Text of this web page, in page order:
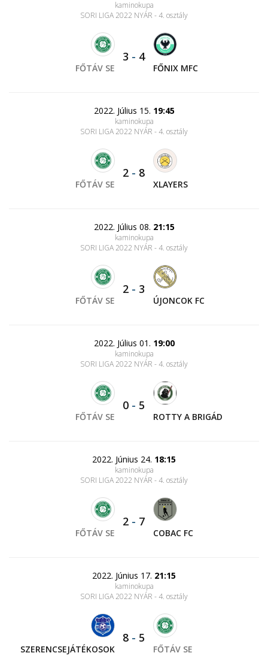
kaminokupa
SORI LIGA 2022 NYÁR - 4. osztály
FŐTÁV SE
3 - 4
FŐNIX MFC
2022. Július 15. 19:45
kaminokupa
SORI LIGA 2022 NYÁR - 4. osztály
FŐTÁV SE
2 - 8
XLAYERS
2022. Július 08. 21:15
kaminokupa
SORI LIGA 2022 NYÁR - 4. osztály
FŐTÁV SE
2 - 3
ÚJONCOK FC
2022. Július 01. 19:00
kaminokupa
SORI LIGA 2022 NYÁR - 4. osztály
FŐTÁV SE
0 - 5
ROTTY A BRIGÁD
2022. Június 24. 18:15
kaminokupa
SORI LIGA 2022 NYÁR - 4. osztály
FŐTÁV SE
2 - 7
COBAC FC
2022. Június 17. 21:15
kaminokupa
SORI LIGA 2022 NYÁR - 4. osztály
SZERENCSEJÁTÉKOSOK
8 - 5
FŐTÁV SE